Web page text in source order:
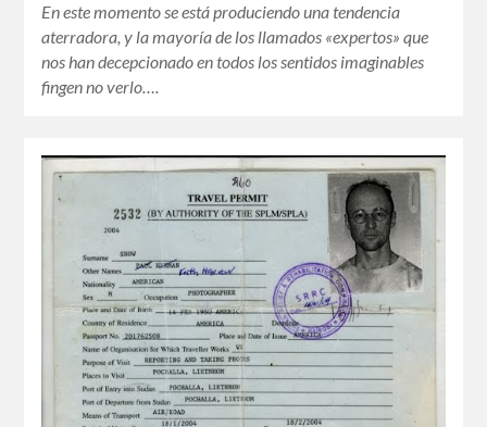
En este momento se está produciendo una tendencia
aterradora, y la mayoría de los llamados «expertos» que
nos han decepcionado en todos los sentidos imaginables
fingen no verlo….